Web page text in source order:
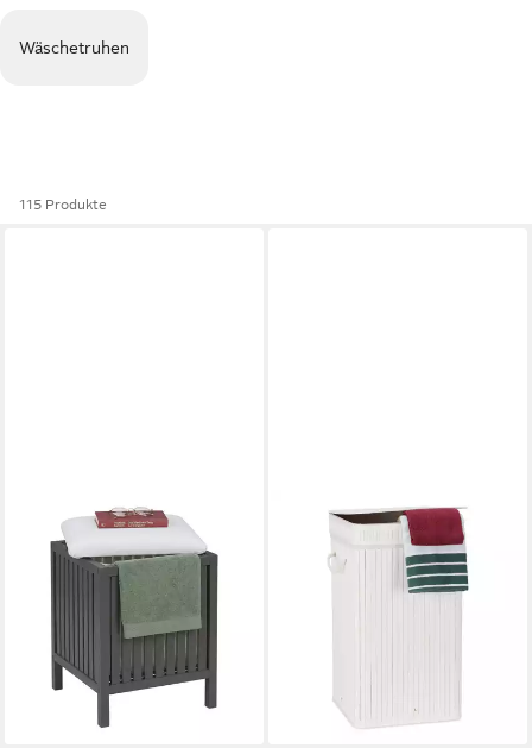
Wäschetruhen
115 Produkte
RELAXDAYS
Wäschebox Wäschekorb zum
Sitzen Walnussholz, Grau-
89,99 €
-44%
lieferbar - in 2-3 Werktagen bei dir
RELAXDAYS
Wäschekorb 3 x Faltbarer
Wäschekorb Bambus weiß
99,99 €